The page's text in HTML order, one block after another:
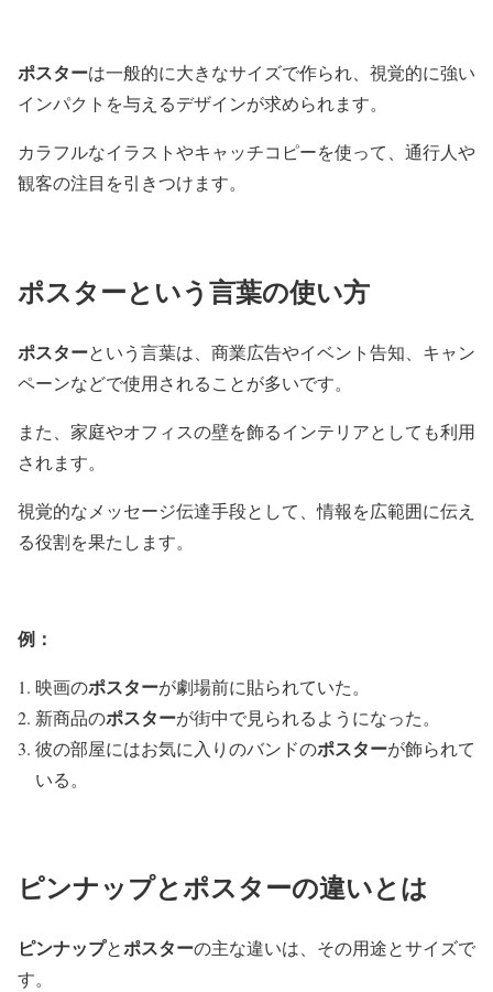
ポスターは一般的に大きなサイズで作られ、視覚的に強い
インパクトを与えるデザインが求められます。
カラフルなイラストやキャッチコピーを使って、通行人や
観客の注目を引きつけます。
ポスターという言葉の使い方
ポスターという言葉は、商業広告やイベント告知、キャン
ペーンなどで使用されることが多いです。
また、家庭やオフィスの壁を飾るインテリアとしても利用
されます。
視覚的なメッセージ伝達手段として、情報を広範囲に伝え
る役割を果たします。
例：
映画のポスターが劇場前に貼られていた。
新商品のポスターが街中で見られるようになった。
彼の部屋にはお気に入りのバンドのポスターが飾られて
いる。
ピンナップとポスターの違いとは
ピンナップとポスターの主な違いは、その用途とサイズで
す。